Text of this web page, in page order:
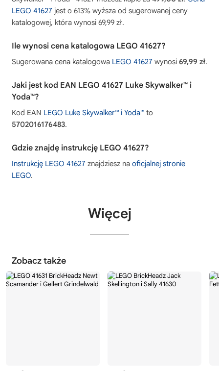
LEGO 41627 jest o 613% wyższa od sugerowanej ceny
katalogowej, która wynosi 69,99 zł.
Ile wynosi cena katalogowa LEGO 41627?
Sugerowana cena katalogowa LEGO 41627 wynosi 69,99 zł.
Jaki jest kod EAN LEGO 41627 Luke Skywalker™ i
Yoda™?
Kod EAN LEGO Luke Skywalker™ i Yoda™ to
5702016176483.
Gdzie znajdę instrukcję LEGO 41627?
Instrukcję LEGO 41627 znajdziesz na oficjalnej stronie
LEGO.
Więcej
Zobacz także